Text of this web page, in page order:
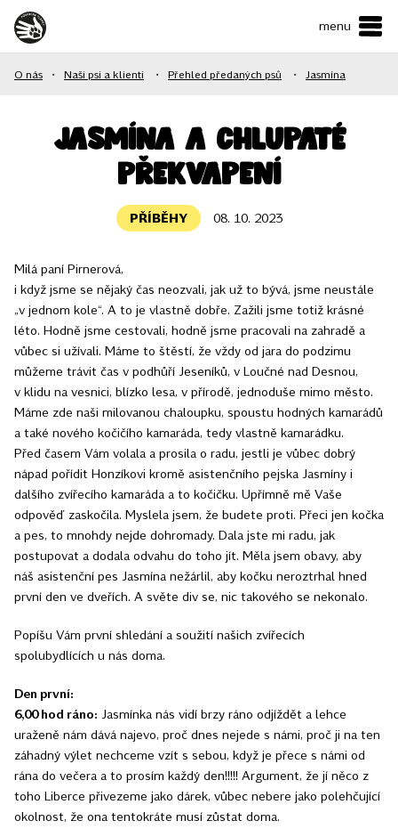
menu
O NÁS
NAŠE SLUŽBY
JAK MŮŽETE POMOCI?
Podpořit
O nás • Naši psi a klienti • Přehled předaných psů • Jasmína
Jasmína a chlupaté
překvapení
PŘÍBĚHY 08. 10. 2023
Milá paní Pirnerová,
i když jsme se nějaký čas neozvali, jak už to bývá, jsme neustále
„v jednom kole“. A to je vlastně dobře. Zažili jsme totiž krásné
léto. Hodně jsme cestovali, hodně jsme pracovali na zahradě a
vůbec si užívali. Máme to štěstí, že vždy od jara do podzimu
můžeme trávit čas v podhůří Jeseníků, v Loučné nad Desnou,
v klidu na vesnici, blízko lesa, v přírodě, jednoduše mimo město.
Máme zde naši milovanou chaloupku, spoustu hodných kamarádů
a také nového kočičího kamaráda, tedy vlastně kamarádku.
Před časem Vám volala a prosila o radu, jestli je vůbec dobrý
nápad pořídit Honzíkovi kromě asistenčního pejska Jasmíny i
dalšího zvířecího kamaráda a to kočičku. Upřímně mě Vaše
odpověď zaskočila. Myslela jsem, že budete proti. Přeci jen kočka
a pes, to mnohdy nejde dohromady. Dala jste mi radu, jak
postupovat a dodala odvahu do toho jít. Měla jsem obavy, aby
náš asistenční pes Jasmína nežárlil, aby kočku neroztrhal hned
první den ve dveřích. A světe div se, nic takového se nekonalo.
Popíšu Vám první shledání a soužití našich zvířecích
spolubydlících u nás doma.
Den první:
6,00 hod ráno: Jasmínka nás vidí brzy ráno odjíždět a lehce
uraženě nám dává najevo, proč dnes nejede s námi, proč ji na ten
záhadný výlet nechceme vzít s sebou, když je přece s námi od
rána do večera a to prosím každý den!!!!! Argument, že jí něco z
toho Liberce přivezeme jako dárek, vůbec nebere jako polehčující
okolnost, že ona tentokráte musí zůstat doma.